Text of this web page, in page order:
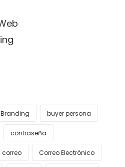
Branding buyer persona
contraseña
correo Correo Electrónico